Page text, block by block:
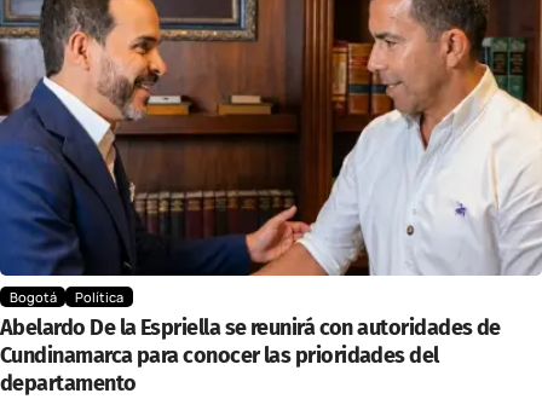
Bogotá Política
Abelardo De la Espriella se reunirá con autoridades de
Cundinamarca para conocer las prioridades del
departamento